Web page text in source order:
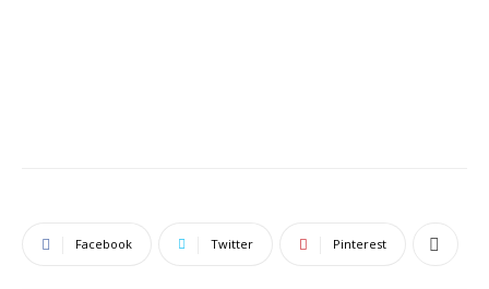
Facebook Twitter Pinterest